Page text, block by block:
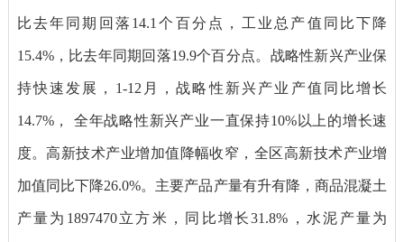
比去年同期回落14.1个百分点，工业总产值同比下降
15.4%，比去年同期回落19.9个百分点。战略性新兴产业保
持快速发展，1-12月，战略性新兴产业产值同比增长
14.7%， 全年战略性新兴产业一直保持10%以上的增长速
度。高新技术产业增加值降幅收窄，全区高新技术产业增
加值同比下降26.0%。主要产品产量有升有降，商品混凝土
产量为1897470立方米，同比增长31.8%，水泥产量为